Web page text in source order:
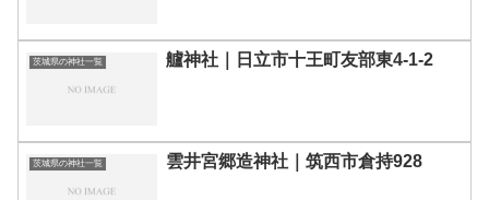
茨城県の神社一覧 艫神社｜日立市十王町友部東4-1-2
茨城県の神社一覧 雲井宮郷造神社｜筑西市倉持928